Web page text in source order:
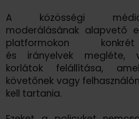
A közösségi
moderálásának alapvető
platformokon
és irányelvek megléte,
korlátok felállítása,
követőnek vagy
kell tartania.